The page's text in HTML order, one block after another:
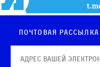
Почтовая рассылка